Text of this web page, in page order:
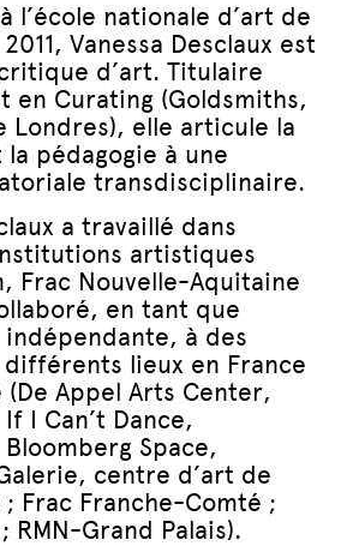
l’école nationale d’art de
Vanessa Desclaux est
d’art. Titulaire
en Curating (Goldsmiths,
Londres), elle articule la
pédagogie à une
transdisciplinaire.
a travaillé dans
artistiques
Frac Nouvelle-Aquitaine
en tant que
à des
lieux en France
Appel Arts Center,
I Can’t Dance,
Space,
centre d’art de
Frac Franche-Comté ;
RMN-Grand Palais).